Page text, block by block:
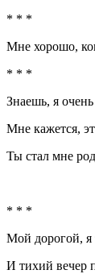
* * *
Мне хорошо,
* * *
Знаешь, я
Мне кажется,
Ты стал мне
* * *
Мой дорогой, я
И тихий вечер